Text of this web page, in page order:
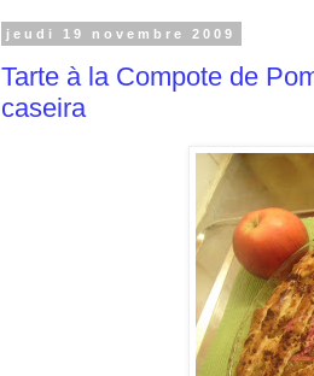
jeudi 19 novembre 2009
Tarte à la Compote de
caseira